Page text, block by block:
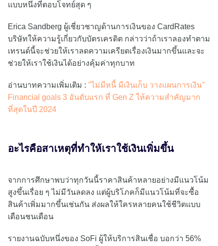
แบบหนึ่งที่ตอบโจทย์สุด ๆ
Erica Sandberg ผู้เชี่ยวชาญด้านการเงินของ CardRates
บริษัทให้ความรู้เกี่ยวกับบัตรเครดิต กล่าวว่าถ้าเราลองทำตาม
เทรนด์นี้จะช่วยให้เราลดความเครียดเรื่องเงินมากขึ้นและจะ
ช่วยให้เราใช้เงินได้อย่างคุ้มค่าทุกบาท
อ่านบาทความเพิ่มเติม : "ไม่มีหนี้ มีเงินเก็บ วางแผนการเงิน"
Financial goals 3 อันดับแรก ที่ Gen Z ให้ความสำคัญมาก
ที่สุดในปี 2024
อะไรคือสาเหตุที่ทำให้เราใช้เงินเพิ่มขึ้น
จากการศึกษาพบว่าทุกวันนี้ราคาสินค้าหลายอย่างมีแนวโน้ม
สูงขึ้นเรื่อย ๆ ไม่มีวันลดลง แต่ผู้บริโภคก็มีแนวโน้มที่จะซื้อ
สินค้าเพิ่มมากขึ้นเช่นกัน ส่งผลให้ใครหลายคนใช้ชีวิตแบบ
เดือนชนเดือน
รายงานฉบับหนึ่งของ SoFi ผู้ให้บริการสินเชื่อ บอกว่า 56%